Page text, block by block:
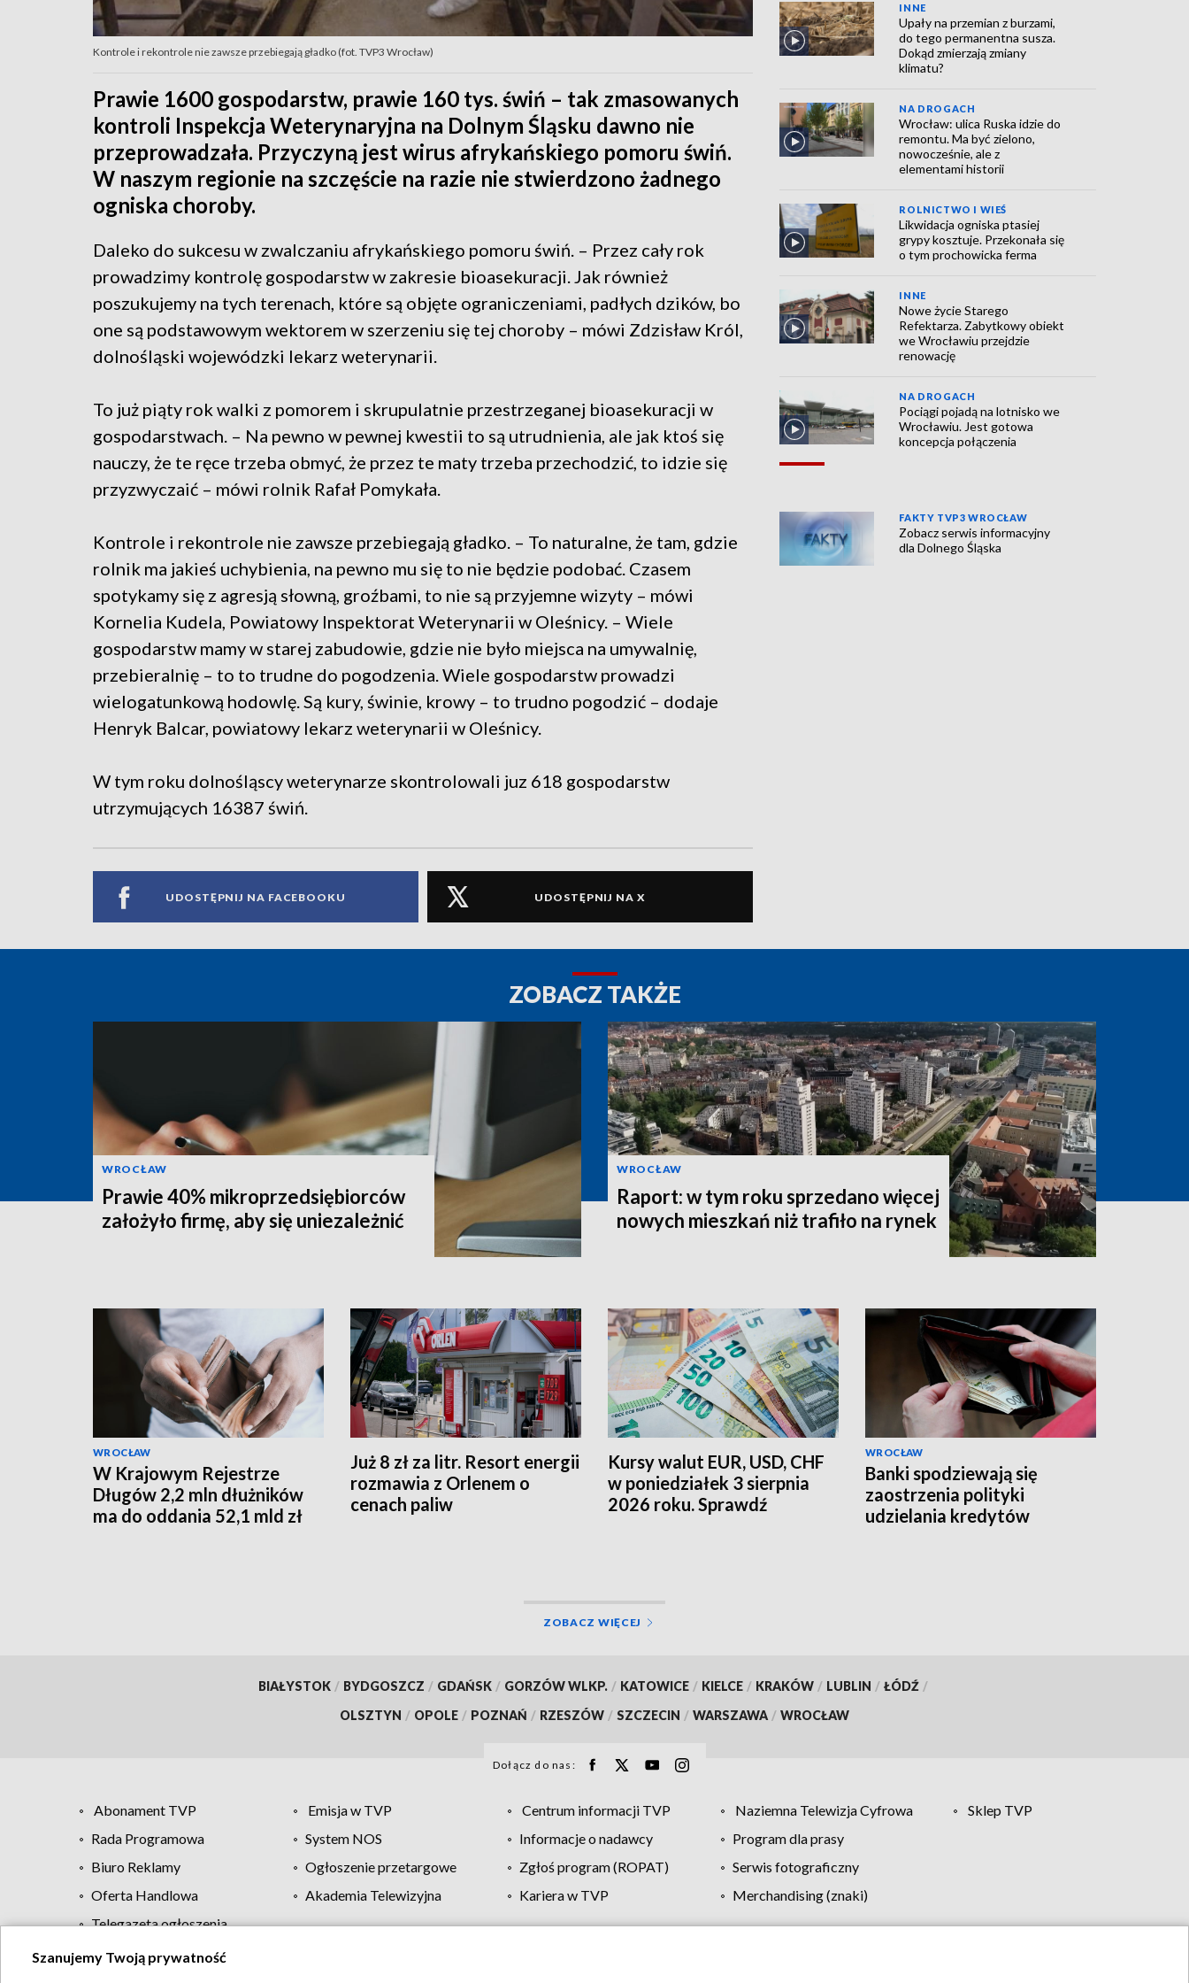
Kontrole i rekontrole nie zawsze przebiegają gładko (fot. TVP3 Wrocław)
Prawie 1600 gospodarstw, prawie 160 tys. świń – tak zmasowanych
kontroli Inspekcja Weterynaryjna na Dolnym Śląsku dawno nie
przeprowadzała. Przyczyną jest wirus afrykańskiego pomoru świń.
W naszym regionie na szczęście na razie nie stwierdzono żadnego
ogniska choroby.
Daleko do sukcesu w zwalczaniu afrykańskiego pomoru świń. – Przez cały rok
prowadzimy kontrolę gospodarstw w zakresie bioasekuracji. Jak również
poszukujemy na tych terenach, które są objęte ograniczeniami, padłych dzików, bo
one są podstawowym wektorem w szerzeniu się tej choroby – mówi Zdzisław Król,
dolnośląski wojewódzki lekarz weterynarii.
To już piąty rok walki z pomorem i skrupulatnie przestrzeganej bioasekuracji w
gospodarstwach. – Na pewno w pewnej kwestii to są utrudnienia, ale jak ktoś się
nauczy, że te ręce trzeba obmyć, że przez te maty trzeba przechodzić, to idzie się
przyzwyczaić – mówi rolnik Rafał Pomykała.
Kontrole i rekontrole nie zawsze przebiegają gładko. – To naturalne, że tam, gdzie
rolnik ma jakieś uchybienia, na pewno mu się to nie będzie podobać. Czasem
spotykamy się z agresją słowną, groźbami, to nie są przyjemne wizyty – mówi
Kornelia Kudela, Powiatowy Inspektorat Weterynarii w Oleśnicy. – Wiele
gospodarstw mamy w starej zabudowie, gdzie nie było miejsca na umywalnię,
przebieralnię – to to trudne do pogodzenia. Wiele gospodarstw prowadzi
wielogatunkową hodowlę. Są kury, świnie, krowy – to trudno pogodzić – dodaje
Henryk Balcar, powiatowy lekarz weterynarii w Oleśnicy.
W tym roku dolnośląscy weterynarze skontrolowali juz 618 gospodarstw
utrzymujących 16387 świń.
UDOSTĘPNIJ NA FACEBOOKU UDOSTĘPNIJ NA X
INNE
Upały na przemian z burzami,
do tego permanentna susza.
Dokąd zmierzają zmiany
klimatu?
NA DROGACH
Wrocław: ulica Ruska idzie do
remontu. Ma być zielono,
nowocześnie, ale z
elementami historii
ROLNICTWO I WIEŚ
Likwidacja ogniska ptasiej
grypy kosztuje. Przekonała się
o tym prochowicka ferma
INNE
Nowe życie Starego
Refektarza. Zabytkowy obiekt
we Wrocławiu przejdzie
renowację
NA DROGACH
Pociągi pojadą na lotnisko we
Wrocławiu. Jest gotowa
koncepcja połączenia
FAKTY TVP3 WROCŁAW
Zobacz serwis informacyjny
dla Dolnego Śląska
ZOBACZ TAKŻE
WROCŁAW
Prawie 40% mikroprzedsiębiorców
założyło firmę, aby się uniezależnić
WROCŁAW
Raport: w tym roku sprzedano więcej
nowych mieszkań niż trafiło na rynek
WROCŁAW
W Krajowym Rejestrze
Długów 2,2 mln dłużników
ma do oddania 52,1 mld zł
Już 8 zł za litr. Resort energii
rozmawia z Orlenem o
cenach paliw
Kursy walut EUR, USD, CHF
w poniedziałek 3 sierpnia
2026 roku. Sprawdź
WROCŁAW
Banki spodziewają się
zaostrzenia polityki
udzielania kredytów
ZOBACZ WIĘCEJ
BIAŁYSTOK / BYDGOSZCZ / GDAŃSK / GORZÓW WLKP. / KATOWICE / KIELCE / KRAKÓW / LUBLIN / ŁÓDŹ /
OLSZTYN / OPOLE / POZNAŃ / RZESZÓW / SZCZECIN / WARSZAWA / WROCŁAW
Dołącz do nas:
Abonament TVP Emisja w TVP Centrum informacji TVP Naziemna Telewizja Cyfrowa
Sklep TVP
Rada Programowa
System NOS Informacje o nadawcy
Program dla prasy
Biuro Reklamy
Ogłoszenie przetargowe Zgłoś program (ROPAT)
Serwis fotograficzny
Oferta Handlowa
Akademia Telewizyjna Kariera w TVP
Merchandising (znaki)
Telegazeta ogłoszenia
Szanujemy Twoją prywatność